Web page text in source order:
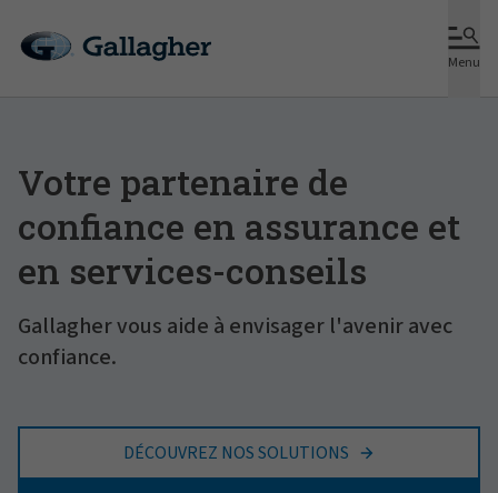
Menu
Votre partenaire de
confiance en assurance et
en services-conseils
Gallagher vous aide à envisager l'avenir avec
confiance.
DÉCOUVREZ NOS SOLUTIONS